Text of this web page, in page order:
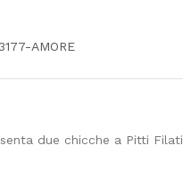
AMORE
due chicche a Pitti Filati